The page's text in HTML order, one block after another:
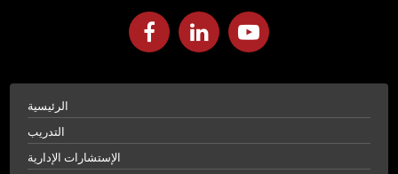
الرئيسية
التدريب
الإستشارات الإدارية